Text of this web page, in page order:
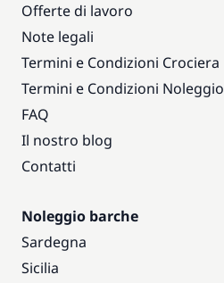
Offerte di lavoro
Note legali
Termini e Condizioni Crociera
Termini e Condizioni Noleggio
FAQ
Il nostro blog
Contatti
Noleggio barche
Sardegna
Sicilia